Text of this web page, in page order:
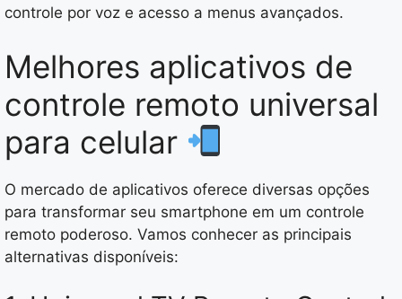
controle por voz e acesso a menus avançados.
Melhores aplicativos de
controle remoto universal
para celular
O mercado de aplicativos oferece diversas opções
para transformar seu smartphone em um controle
remoto poderoso. Vamos conhecer as principais
alternativas disponíveis: